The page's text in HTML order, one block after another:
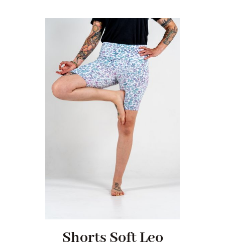
Produktanpassung
Shorts Soft Leo